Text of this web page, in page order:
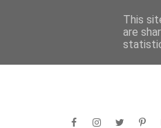
This
are